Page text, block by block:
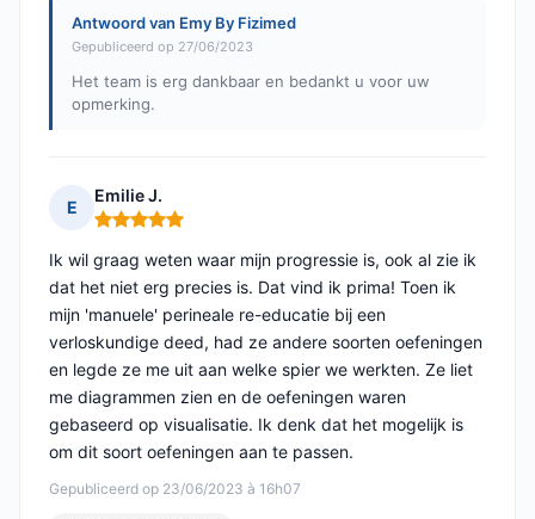
Antwoord van Emy By Fizimed
Gepubliceerd op 27/06/2023
Het team is erg dankbaar en bedankt u voor uw
opmerking.
E
Emilie J.
Opmerking: 5 van 5
Gepubliceerd op 23/06/2023 à 16h07
Ik wil graag weten waar mijn progressie is, ook al zie ik
dat het niet erg precies is. Dat vind ik prima! Toen ik
mijn 'manuele' perineale re-educatie bij een
verloskundige deed, had ze andere soorten oefeningen
en legde ze me uit aan welke spier we werkten. Ze liet
me diagrammen zien en de oefeningen waren
gebaseerd op visualisatie. Ik denk dat het mogelijk is
om dit soort oefeningen aan te passen.